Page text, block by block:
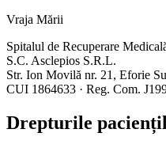
Vraja Mării
Spitalul de Recuperare
S.C. Asclepios S.R.L.
Str. Ion Movilă nr. 21, Eforie
CUI 1864633 · Reg. Com.
Drepturile